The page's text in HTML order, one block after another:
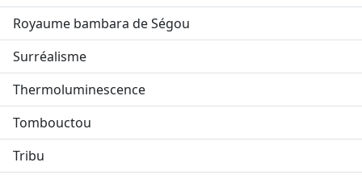
Royaume bambara de Ségou
Surréalisme
Thermoluminescence
Tombouctou
Tribu